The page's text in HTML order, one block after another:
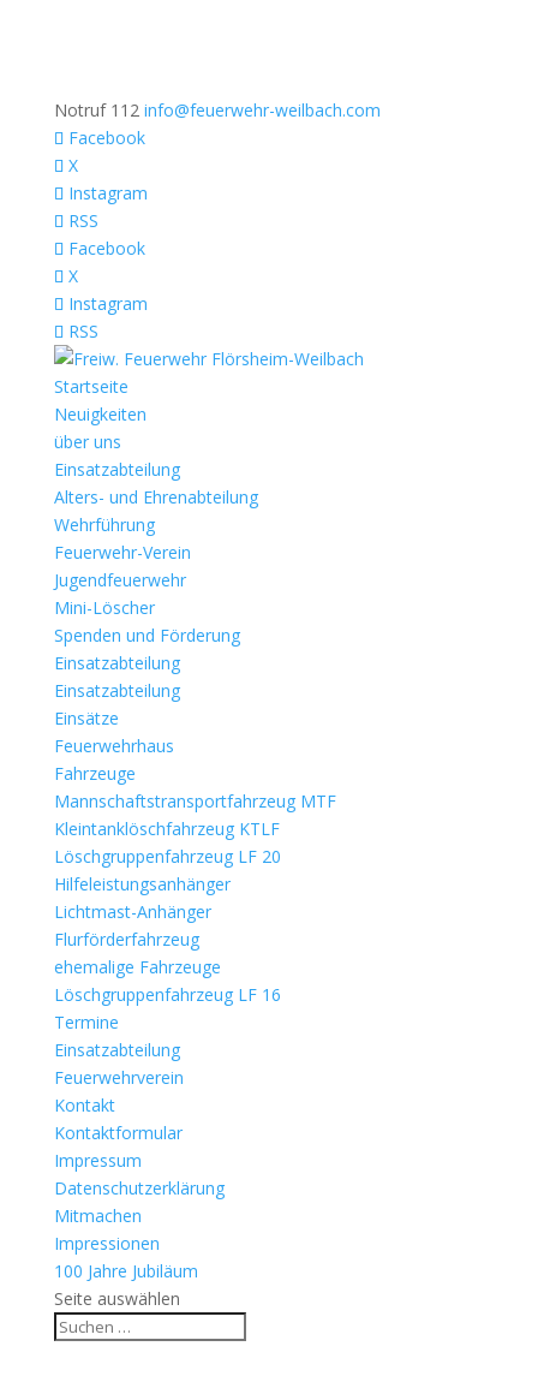
Notruf 112 info@feuerwehr-weilbach.com
Facebook
X
Instagram
RSS
Facebook
X
Instagram
RSS
Startseite
Neuigkeiten
über uns
Einsatzabteilung
Alters- und Ehrenabteilung
Wehrführung
Feuerwehr-Verein
Jugendfeuerwehr
Mini-Löscher
Spenden und Förderung
Einsatzabteilung
Einsatzabteilung
Einsätze
Feuerwehrhaus
Fahrzeuge
Mannschaftstransportfahrzeug MTF
Kleintanklöschfahrzeug KTLF
Löschgruppenfahrzeug LF 20
Hilfeleistungsanhänger
Lichtmast-Anhänger
Flurförderfahrzeug
ehemalige Fahrzeuge
Löschgruppenfahrzeug LF 16
Termine
Einsatzabteilung
Feuerwehrverein
Kontakt
Kontaktformular
Impressum
Datenschutzerklärung
Mitmachen
Impressionen
100 Jahre Jubiläum
Seite auswählen